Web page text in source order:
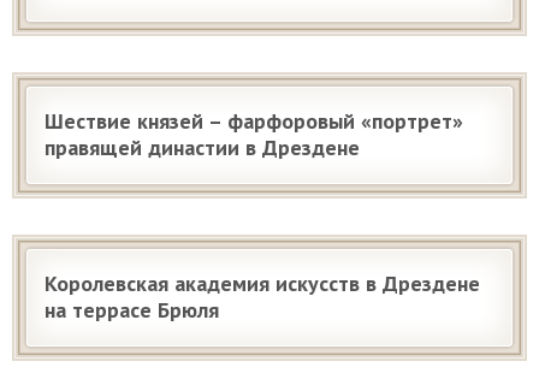
Шествие князей – фарфоровый «портрет»
правящей династии в Дрездене
Королевская академия искусств в Дрездене
на террасе Брюля